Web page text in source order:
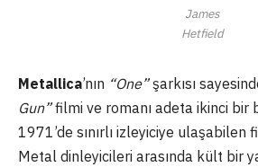
James
Hetfield
Metallica’nın “One”şarkısı
Gun”filmi ve romanı adeta ikinci bir
1971’de sınırlı izleyiciye ulaşabilen
Metal dinleyicileri arasında kült bir